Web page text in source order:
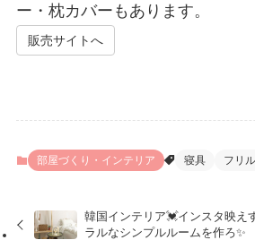
ー・枕カバーもあります。
販売サイトへ
部屋づくり・インテリア 寝具 フリル
韓国インテリア💓インスタ映え
ラルなシンプルルームを作ろ✨